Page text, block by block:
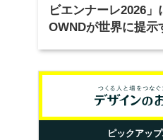
ビエンナーレ2026
OWNDが世界に提示
ピックアッ